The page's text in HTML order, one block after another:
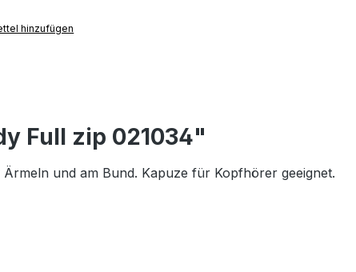
hinzufügen
Full zip 021034"
und am Bund. Kapuze für Kopfhörer geeignet.